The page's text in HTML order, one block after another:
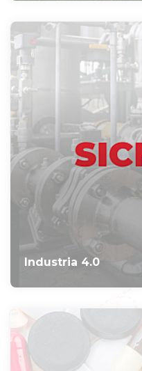
Industria 4.0